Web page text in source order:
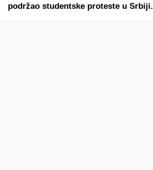
podržao studentske proteste u Srbiji.